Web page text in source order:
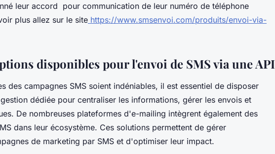
leur accord pour communication de leur numéro de téléphone
plus allez sur le site https://www.smsenvoi.com/produits/envoi-via-
disponibles pour l'envoi de SMS via une API
des campagnes SMS soient indéniables, il est essentiel de disposer
dédiée pour centraliser les informations, gérer les envois et
De nombreuses plateformes d'e-mailing intègrent également des
dans leur écosystème. Ces solutions permettent de gérer
de marketing par SMS et d'optimiser leur impact.